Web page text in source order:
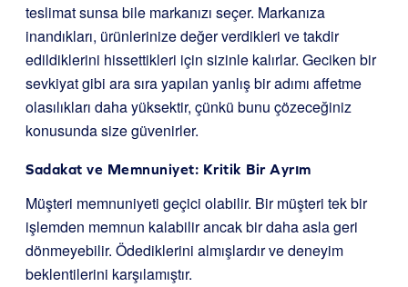
teslimat sunsa bile markanızı seçer. Markanıza
inandıkları, ürünlerinize değer verdikleri ve takdir
edildiklerini hissettikleri için sizinle kalırlar. Geciken bir
sevkiyat gibi ara sıra yapılan yanlış bir adımı affetme
olasılıkları daha yüksektir, çünkü bunu çözeceğiniz
konusunda size güvenirler.
Sadakat ve Memnuniyet: Kritik Bir Ayrım
Müşteri memnuniyeti geçici olabilir. Bir müşteri tek bir
işlemden memnun kalabilir ancak bir daha asla geri
dönmeyebilir. Ödediklerini almışlardır ve deneyim
beklentilerini karşılamıştır.